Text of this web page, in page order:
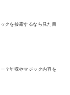
クを披露するなら見た目
？年収やマジック内容を